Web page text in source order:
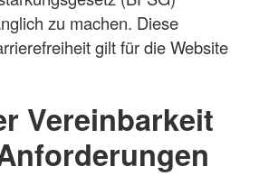
zu machen. Diese
gilt für die Website
Vereinbarkeit